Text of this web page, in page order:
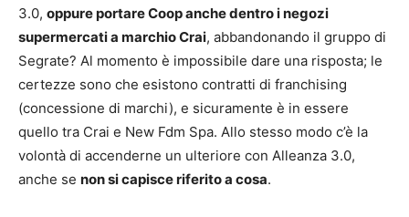
3.0, oppure portare Coop anche dentro i negozi
supermercati a marchio Crai, abbandonando il gruppo di
Segrate? Al momento è impossibile dare una risposta; le
certezze sono che esistono contratti di franchising
(concessione di marchi), e sicuramente è in essere
quello tra Crai e New Fdm Spa. Allo stesso modo c’è la
volontà di accenderne un ulteriore con Alleanza 3.0,
anche se non si capisce riferito a cosa.